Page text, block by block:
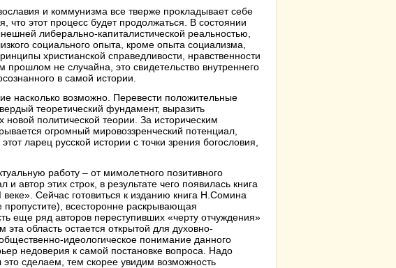
и коммунизма все тверже прокладывает себе
этот процесс будет продолжаться. В состоянии
либерально-капиталистической реальностью,
социального опыта, кроме опыта социализма,
христианской справедливости, нравственности
прошлом не случайна, это свидетельство внутреннего
в самой истории.
насколько возможно. Перевести положительные
теоретический фундамент, выразить
новой политической теории. За историческим
огромный мировоззренческий потенциал,
ларец русской истории с точки зрения богословия,
работу – от мимолетного позитивного
этих строк, в результате чего появилась книга
Сейчас готовиться к изданию книга Н.Сомина
всесторонне раскрывающая
еще ряд авторов переступивших «черту отчуждения»
область остается открытой для духовно-
идеологическое понимание данного
недоверия к самой постановке вопроса. Надо
сделаем, тем скорее увидим возможность